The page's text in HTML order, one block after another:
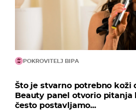
POKROVITELJ BIPA
Što je stvarno potrebno koži
Beauty panel otvorio pitanja
često postavljamo...